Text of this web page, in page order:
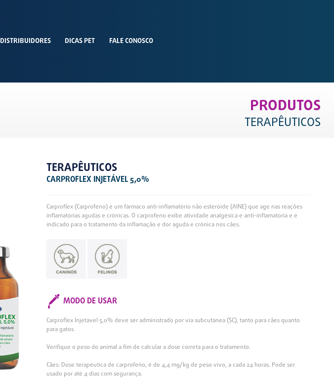
DISTRIBUIDORES DICAS PET FALE CONOSCO
PRODUTOS
TERAPÊUTICOS
TERAPÊUTICOS
CARPROFLEX INJETÁVEL 5,0%
Carproflex (Carprofeno) é um fármaco anti-inflamatório não esteróide (AINE) que age nas reações
inflamatórias agudas e crônicas. O carprofeno exibe atividade analgésica e anti-inflamatória e é
indicado para o tratamento da inflamação e dor aguda e crônica nos cães.
MODO DE USAR
Carproflex Injetável 5,0% deve ser administrado por via subcutânea (SC), tanto para cães quanto
para gatos.
Verifique o peso do animal a fim de calcular a dose correta para o tratamento.
Cães: Dose terapêutica de carprofeno, é de 4,4 mg/kg de peso vivo, a cada 24 horas. Pode ser
usado por até 4 dias com segurança.